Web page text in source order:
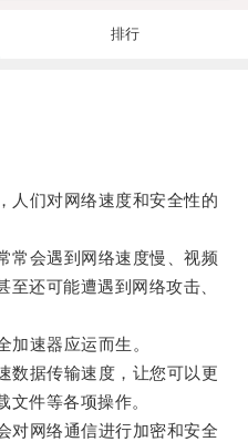
排行
们对网络速度和安全性的
会遇到网络速度慢、视频
还可能遭遇到网络攻击、
速器应运而生。
据传输速度，让您可以更
文件等各项操作。
网络通信进行加密和安全